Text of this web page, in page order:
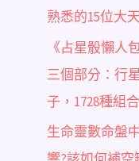
熟悉的15位大
《占星骰懶人
三個部分：行
子，1728種組
生命靈數命盤